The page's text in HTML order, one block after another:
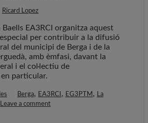
Ricard Lopez
Baells EA3RCI organitza aquest
per contribuir a la difusió
del municipi de Berga i de la
amb èmfasi, davant la
i el col·lectiu de
particular.
Berga, EA3RCI , EG3PTM , La
Leave a comment